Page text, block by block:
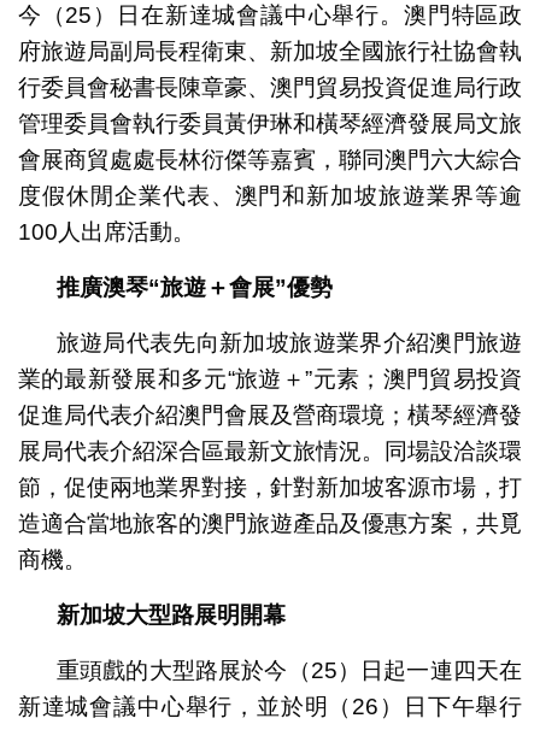
今（25）日在新達城會議中心舉行。澳門特區政
府旅遊局副局長程衛東、新加坡全國旅行社協會執
行委員會秘書長陳章豪、澳門貿易投資促進局行政
管理委員會執行委員黃伊琳和橫琴經濟發展局文旅
會展商貿處處長林衍傑等嘉賓，聯同澳門六大綜合
度假休閒企業代表、澳門和新加坡旅遊業界等逾
100人出席活動。
推廣澳琴“旅遊＋會展”優勢
旅遊局代表先向新加坡旅遊業界介紹澳門旅遊
業的最新發展和多元“旅遊＋”元素；澳門貿易投資
促進局代表介紹澳門會展及營商環境；橫琴經濟發
展局代表介紹深合區最新文旅情況。同場設洽談環
節，促使兩地業界對接，針對新加坡客源市場，打
造適合當地旅客的澳門旅遊產品及優惠方案，共覓
商機。
新加坡大型路展明開幕
重頭戲的大型路展於今（25）日起一連四天在
新達城會議中心舉行，並於明（26）日下午舉行